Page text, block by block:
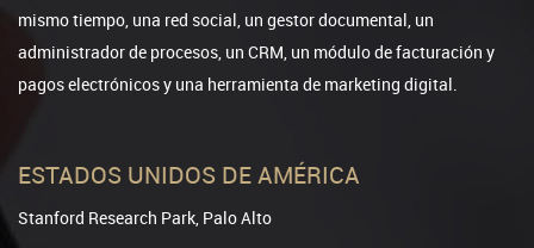
mismo tiempo, una red social, un gestor documental, un
administrador de procesos, un CRM, un módulo de facturación y
pagos electrónicos y una herramienta de marketing digital.
ESTADOS UNIDOS DE AMÉRICA
Stanford Research Park, Palo Alto